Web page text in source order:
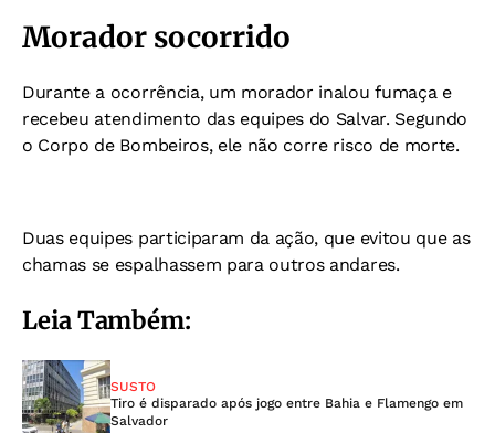
Morador socorrido
Durante a ocorrência, um morador inalou fumaça e
recebeu atendimento das equipes do Salvar. Segundo
o Corpo de Bombeiros, ele não corre risco de morte.
Duas equipes participaram da ação, que evitou que as
chamas se espalhassem para outros andares.
Leia Também:
SUSTO
Tiro é disparado após jogo entre Bahia e Flamengo em
Salvador